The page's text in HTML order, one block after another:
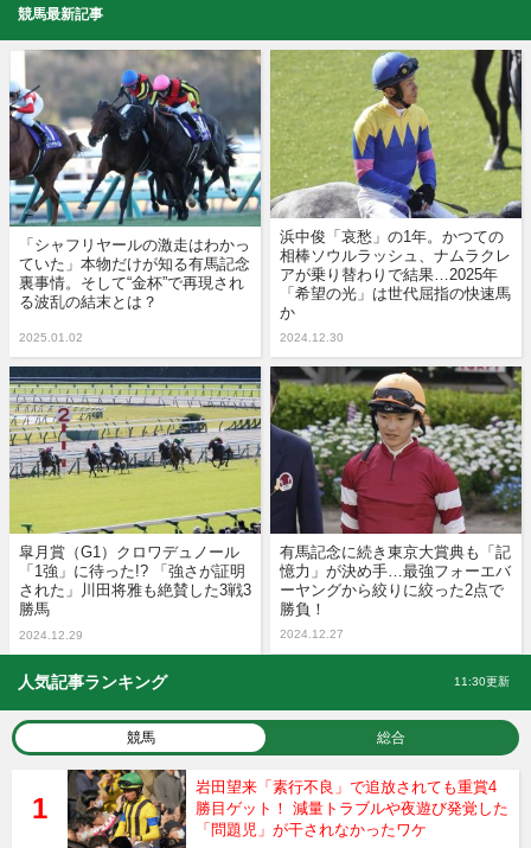
競馬最新記事
「シャフリヤールの激走はわかっ
ていた」本物だけが知る有馬記念
裏事情。そして“金杯”で再現され
る波乱の結末とは？
2025.01.02
浜中俊「哀愁」の1年。かつての
相棒ソウルラッシュ、ナムラクレ
アが乗り替わりで結果…2025年
「希望の光」は世代屈指の快速馬
か
2024.12.30
皐月賞（G1）クロワデュノール
「1強」に待った!? 「強さが証明
された」川田将雅も絶賛した3戦3
勝馬
2024.12.29
有馬記念に続き東京大賞典も「記
憶力」が決め手…最強フォーエバ
ーヤングから絞りに絞った2点で
勝負！
2024.12.27
人気記事ランキング 11:30更新
競馬 総合
岩田望来「素行不良」で追放されても重賞4
勝目ゲット！ 減量トラブルや夜遊び発覚した
「問題児」が干されなかったワケ